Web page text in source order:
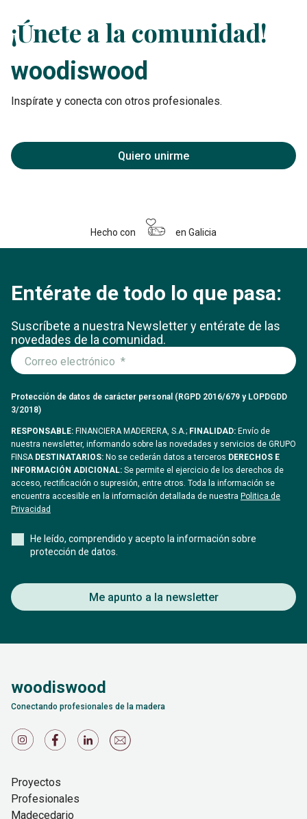
¡Únete a la comunidad!
woodiswood
Inspírate y conecta con otros profesionales.
Quiero unirme
Hecho con en Galicia
Entérate de todo lo que pasa:
Suscríbete a nuestra Newsletter y entérate de las
novedades de la comunidad.
Protección de datos de carácter personal (RGPD 2016/679 y LOPDGDD
3/2018)
RESPONSABLE: FINANCIERA MADERERA, S.A.; FINALIDAD: Envío de
nuestra newsletter, informando sobre las novedades y servicios de GRUPO
FINSADESTINATARIOS: No se cederán datos a terceros DERECHOS E
INFORMACIÓN ADICIONAL: Se permite el ejercicio de los derechos de
acceso, rectificación o supresión, entre otros. Toda la información se
encuentra accesible en la información detallada de nuestra Politica de
Privacidad
He leído, comprendido y acepto la información sobre
protección de datos.
Me apunto a la newsletter
woodiswood
Conectando profesionales de la madera
Proyectos
Profesionales
Madecedario